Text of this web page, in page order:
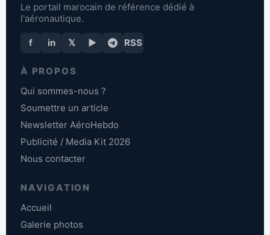
Le portail marocain de référence dédié à
l'aéronautique.
f in 𝕏 ▶ RSS
À PROPOS
Qui sommes-nous ?
Soumettre un article
Newsletter AéroHebdo
Publicité / Media Kit 2026
Nous contacter
NAVIGATION
Accueil
Galerie photos